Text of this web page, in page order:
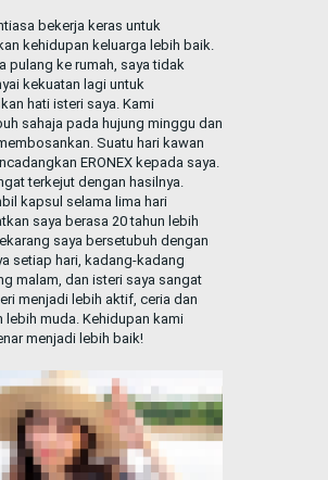
bekerja keras untuk
kehidupan keluarga lebih baik.
pulang ke rumah, saya tidak
kekuatan lagi untuk
hati isteri saya. Kami
sahaja pada hujung minggu dan
Suatu hari kawan
ERONEX kepada saya.
terkejut dengan hasilnya.
kapsul selama lima hari
saya berasa 20 tahun lebih
saya bersetubuh dengan
setiap hari, kadang-kadang
malam, dan isteri saya sangat
menjadi lebih aktif, ceria dan
lebih muda. Kehidupan kami
menjadi lebih baik!